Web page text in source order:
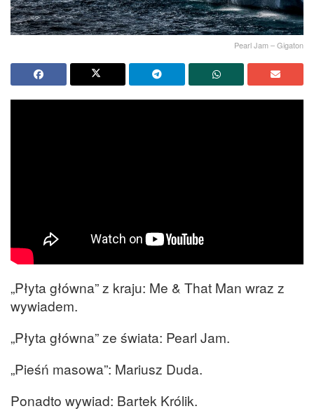
Pearl Jam – Gigaton
„Płyta główna” z kraju: Me & That Man wraz z
wywiadem.
„Płyta główna” ze świata: Pearl Jam.
„Pieśń masowa”: Mariusz Duda.
Ponadto wywiad: Bartek Królik.